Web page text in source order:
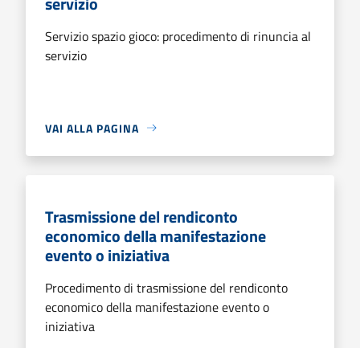
Servizio spazio gioco: procedimento di rinuncia al
servizio
VAI ALLA PAGINA
Trasmissione del rendiconto
economico della manifestazione
evento o iniziativa
Procedimento di trasmissione del rendiconto
economico della manifestazione evento o
iniziativa